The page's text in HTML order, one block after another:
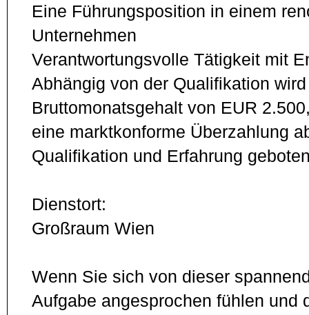
Eine Führungsposition in einem
Unternehmen
Verantwortungsvolle Tätigkeit mit
Abhängig von der Qualifikation
Bruttomonatsgehalt von EUR
eine marktkonforme Überzahlung
Qualifikation und Erfahrung
Dienstort:
Großraum Wien
Wenn Sie sich von dieser
Aufgabe angesprochen fühlen und